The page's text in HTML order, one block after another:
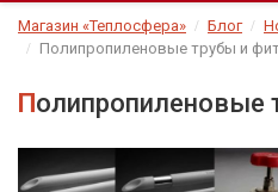
Магазин «Теплосфера» Блог
Полипропиленовые трубы и
Полипропиленовые